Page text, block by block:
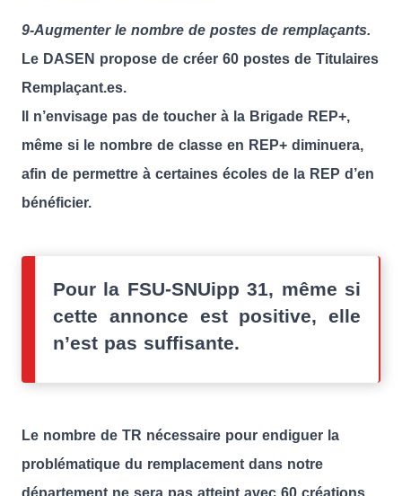
9-Augmenter le nombre de postes de remplaçants.
Le DASEN propose de créer 60 postes de Titulaires
Remplaçant.es.
Il n’envisage pas de toucher à la Brigade REP+,
même si le nombre de classe en REP+ diminuera,
afin de permettre à certaines écoles de la REP d’en
bénéficier.
Pour la FSU-SNUipp 31, même si
cette annonce est positive, elle
n’est pas suffisante.
Le nombre de TR nécessaire pour endiguer la
problématique du remplacement dans notre
département ne sera pas atteint avec 60 créations.